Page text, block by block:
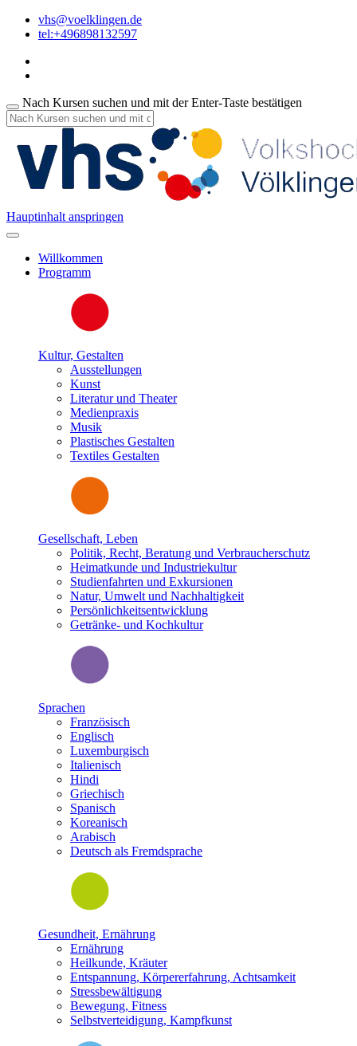
vhs@voelklingen.de
tel:+496898132597
Nach Kursen suchen und mit der Enter-Taste bestätigen
Hauptinhalt anspringen
Willkommen
Programm
Kultur, Gestalten
Ausstellungen
Kunst
Literatur und Theater
Medienpraxis
Musik
Plastisches Gestalten
Textiles Gestalten
Gesellschaft, Leben
Politik, Recht, Beratung und Verbraucherschutz
Heimatkunde und Industriekultur
Studienfahrten und Exkursionen
Natur, Umwelt und Nachhaltigkeit
Persönlichkeitsentwicklung
Getränke- und Kochkultur
Sprachen
Französisch
Englisch
Luxemburgisch
Italienisch
Hindi
Griechisch
Spanisch
Koreanisch
Arabisch
Deutsch als Fremdsprache
Gesundheit, Ernährung
Ernährung
Heilkunde, Kräuter
Entspannung, Körpererfahrung, Achtsamkeit
Stressbewältigung
Bewegung, Fitness
Selbstverteidigung, Kampfkunst